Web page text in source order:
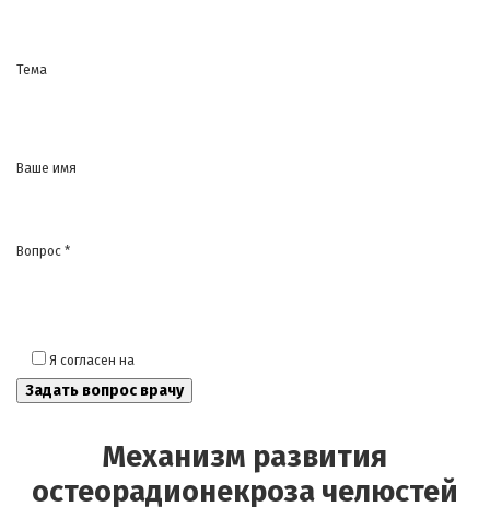
Тема
Ваше имя
Вопрос *
Я согласен на
Механизм развития
остеорадионекроза челюстей